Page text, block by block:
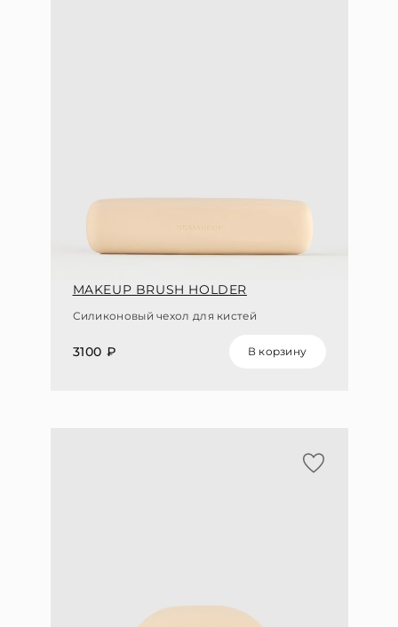
MAKEUP BRUSH HOLDER
Силиконовый чехол для кистей
3100 ₽ В корзину